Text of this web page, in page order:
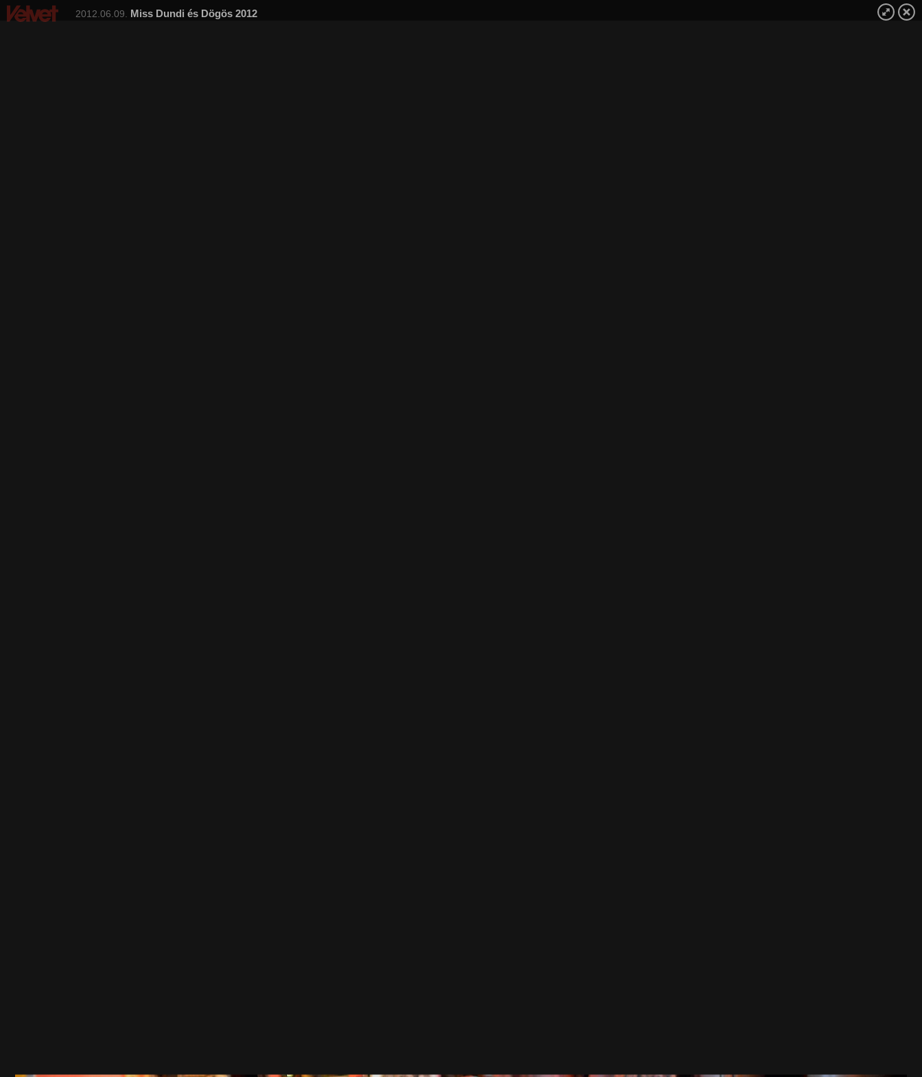
Miss Dundi és Dögös 2012
2012.06.09.